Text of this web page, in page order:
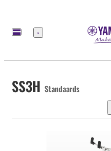
Menu
SS3H Standaards